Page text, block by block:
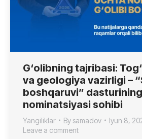
G‘olibning tajribasi:
va geologiya vazirligi –
boshqaruvi”
nominatsiyasi sohibi
Yangiliklar By samadov
Iyun 8,
Leave a comment